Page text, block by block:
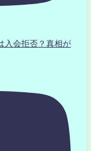
会拒否？真相が